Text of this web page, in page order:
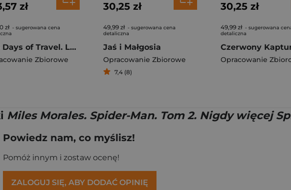
zł
zł - sugerowana cena
365 Days of Travel. Lonely Planet
Zbiorowe
30,25 zł
49,99 zł - sugerowana cena
detaliczna
Jaś i Małgosia
Opracowanie Zbiorowe
7,4 (8)
30,25 zł
49,99 zł - sugerowana
detaliczna
Czerwony
Opracowanie
Miles Morales. Spider-Man. Tom 2. Nigdy więcej
Powiedz nam, co myślisz!
Pomóż innym i zostaw ocenę!
ZALOGUJ SIĘ, ABY DODAĆ OPINIĘ